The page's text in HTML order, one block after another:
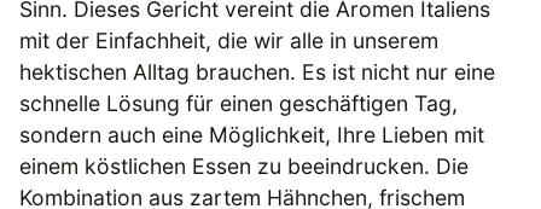
Sinn. Dieses Gericht vereint die Aromen Italiens
mit der Einfachheit, die wir alle in unserem
hektischen Alltag brauchen. Es ist nicht nur eine
schnelle Lösung für einen geschäftigen Tag,
sondern auch eine Möglichkeit, Ihre Lieben mit
einem köstlichen Essen zu beeindrucken. Die
Kombination aus zartem Hähnchen, frischem